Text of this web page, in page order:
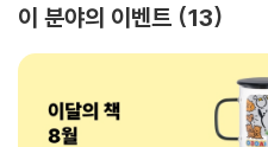
이 분야의 이벤트 13